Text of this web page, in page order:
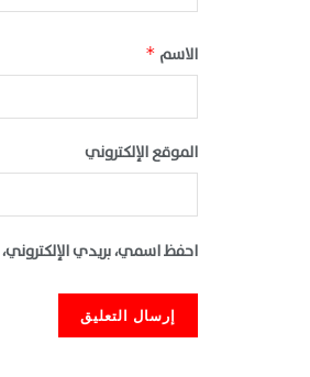
الاسم *
الموقع الإلكتروني
احفظ اسمي، بريدي